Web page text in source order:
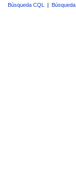
Búsqueda CQL